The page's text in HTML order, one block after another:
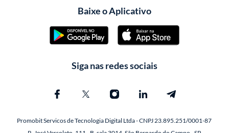
Baixe o Aplicativo
Siga nas redes sociais
Promobit Servicos de Tecnologia Digital Ltda - CNPJ 23.895.251/0001-87